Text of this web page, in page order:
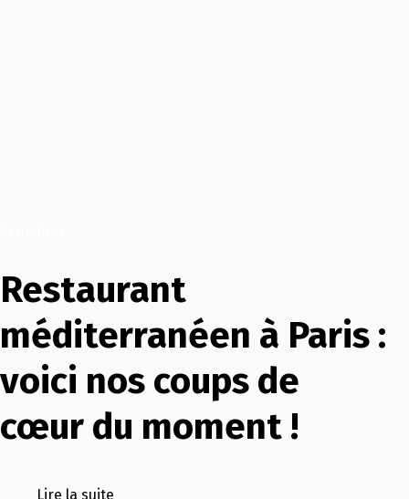
Restaurant
méditerranéen à Paris :
voici nos coups de
cœur du moment !
Lire la suite